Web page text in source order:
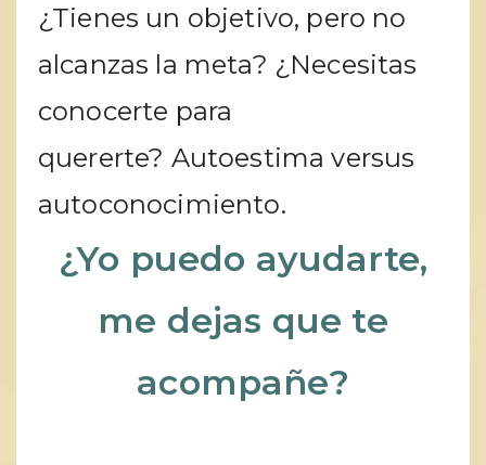
¿Tienes un objetivo, pero no
alcanzas la meta? ¿Necesitas
conocerte para
quererte? Autoestima versus
autoconocimiento.
¿Yo puedo ayudarte,
me dejas que te
acompañe?